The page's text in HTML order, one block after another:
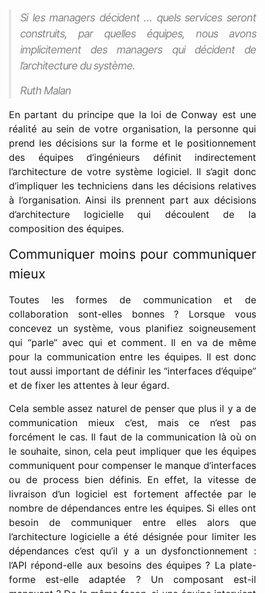
Si les managers décident … quels services seront
construits, par quelles équipes, nous avons
implicitement des managers qui décident de
l’architecture du système.
Ruth Malan
En partant du principe que la loi de Conway est une
réalité au sein de votre organisation, la personne qui
prend les décisions sur la forme et le positionnement
des équipes d’ingénieurs définit indirectement
l’architecture de votre système logiciel. Il s’agit donc
d’impliquer les techniciens dans les décisions relatives
à l’organisation. Ainsi ils prennent part aux décisions
d’architecture logicielle qui découlent de la
composition des équipes.
Communiquer moins pour communiquer
mieux
Toutes les formes de communication et de
collaboration sont-elles bonnes ? Lorsque vous
concevez un système, vous planifiez soigneusement
qui “parle” avec qui et comment. Il en va de même
pour la communication entre les équipes. Il est donc
tout aussi important de définir les “interfaces d’équipe”
et de fixer les attentes à leur égard.
Cela semble assez naturel de penser que plus il y a de
communication mieux c’est, mais ce n’est pas
forcément le cas. Il faut de la communication là où on
le souhaite, sinon, cela peut impliquer que les équipes
communiquent pour compenser le manque d’interfaces
ou de process bien définis. En effet, la vitesse de
livraison d’un logiciel est fortement affectée par le
nombre de dépendances entre les équipes. Si elles ont
besoin de communiquer entre elles alors que
l’architecture logicielle a été désignée pour limiter les
dépendances c’est qu’il y a un dysfonctionnement :
l’API répond-elle aux besoins des équipes ? La plate-
forme est-elle adaptée ? Un composant est-il